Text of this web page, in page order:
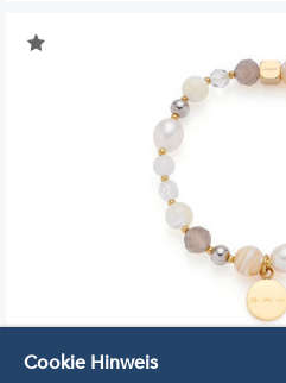
Cookie Hinweis